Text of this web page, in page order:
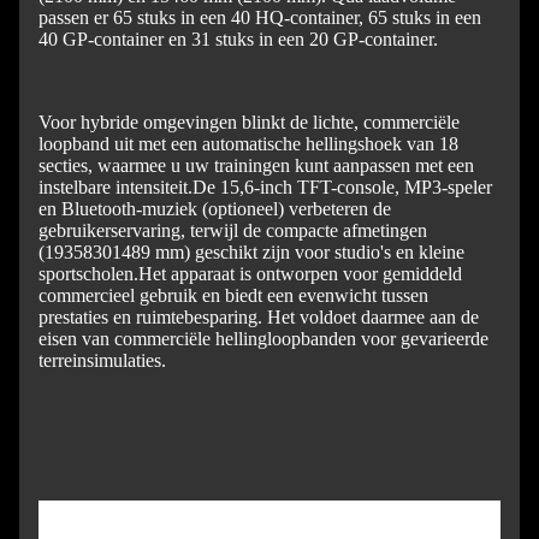
passen er 65 stuks in een 40 HQ-container, 65 stuks in een
40 GP-container en 31 stuks in een 20 GP-container.
Voor hybride omgevingen blinkt de lichte, commerciële
loopband uit met een automatische hellingshoek van 18
secties, waarmee u uw trainingen kunt aanpassen met een
instelbare intensiteit.De 15,6-inch TFT-console, MP3-speler
en Bluetooth-muziek (optioneel) verbeteren de
gebruikerservaring, terwijl de compacte afmetingen
(19358301489 mm) geschikt zijn voor studio's en kleine
sportscholen.Het apparaat is ontworpen voor gemiddeld
commercieel gebruik en biedt een evenwicht tussen
prestaties en ruimtebesparing. Het voldoet daarmee aan de
eisen van commerciële hellingloopbanden voor gevarieerde
terreinsimulaties.